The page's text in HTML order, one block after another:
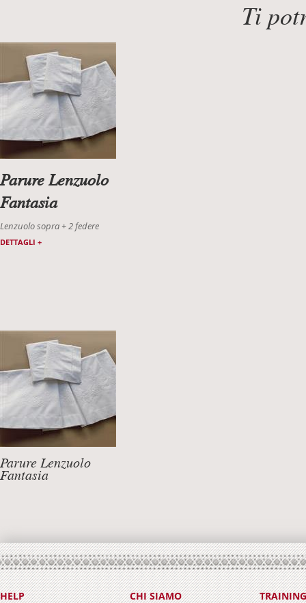
Ti
Parure Lenzuolo
Fantasia
Lenzuolo sopra + 2 federe
DETTAGLI +
Parure Lenzuolo
Fantasia
HELP CHI SIAMO TRAINING